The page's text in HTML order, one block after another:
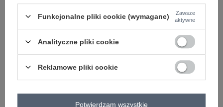
Masz pytanie? Chętnie pomożemy.
Zadzwoń+48 601 547 740 Zadaj pytanie
skład materiału : 50% wiskoza, 50% elastan
sposób prania : pranie w pralce w 30°C
Funkcjonalne pliki cookie (wymagane)
Zawsze
aktywne
Analityczne pliki cookie
Reklamowe pliki cookie
Potwierdzam wszystkie